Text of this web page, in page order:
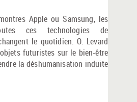
Apple ou Samsung, les
ces technologies de
le quotidien. O. Levard
futuristes sur le bien-être
la déshumanisation induite